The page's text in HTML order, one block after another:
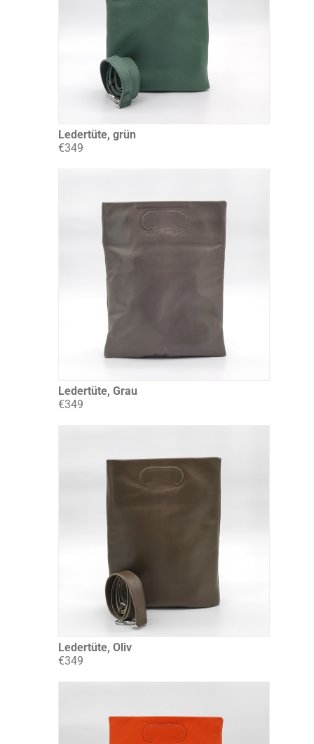
Ledertüte, grün
€349
Ledertüte, Grau
€349
Ledertüte, Oliv
€349